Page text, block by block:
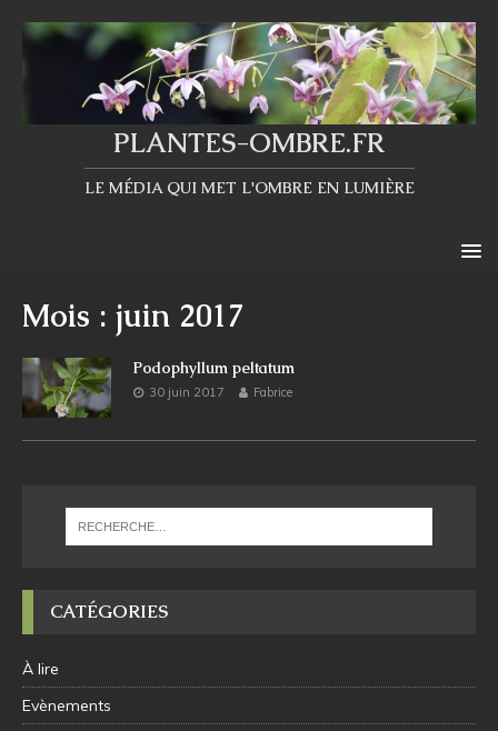
PLANTES-OMBRE.FR
LE MÉDIA QUI MET L'OMBRE EN LUMIÈRE
Mois : juin 2017
Podophyllum peltatum
30 juin 2017 Fabrice
CATÉGORIES
À lire
Evènements